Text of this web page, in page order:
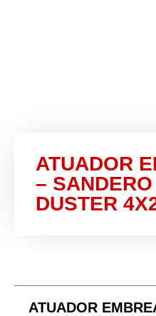
ATUADOR
–
DUSTER
ATUADOR